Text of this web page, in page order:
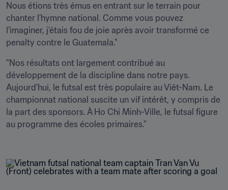
Nous étions très émus en entrant sur le terrain pour
chanter l’hymne national. Comme vous pouvez
l’imaginer, j’étais fou de joie après avoir transformé ce
penalty contre le Guatemala."
"Nos résultats ont largement contribué au
développement de la discipline dans notre pays.
Aujourd’hui, le futsal est très populaire au Viêt-Nam. Le
championnat national suscite un vif intérêt, y compris de
la part des sponsors. À Ho Chi Minh-Ville, le futsal figure
au programme des écoles primaires."